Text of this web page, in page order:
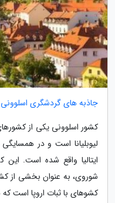
جاذبه های گردشگری اسلوونی
کشور اسلوونی یکی از
لیوبلیانا است و در
شوروی، به عنوان بخشی از
کشوهای با ثبات اروپا است